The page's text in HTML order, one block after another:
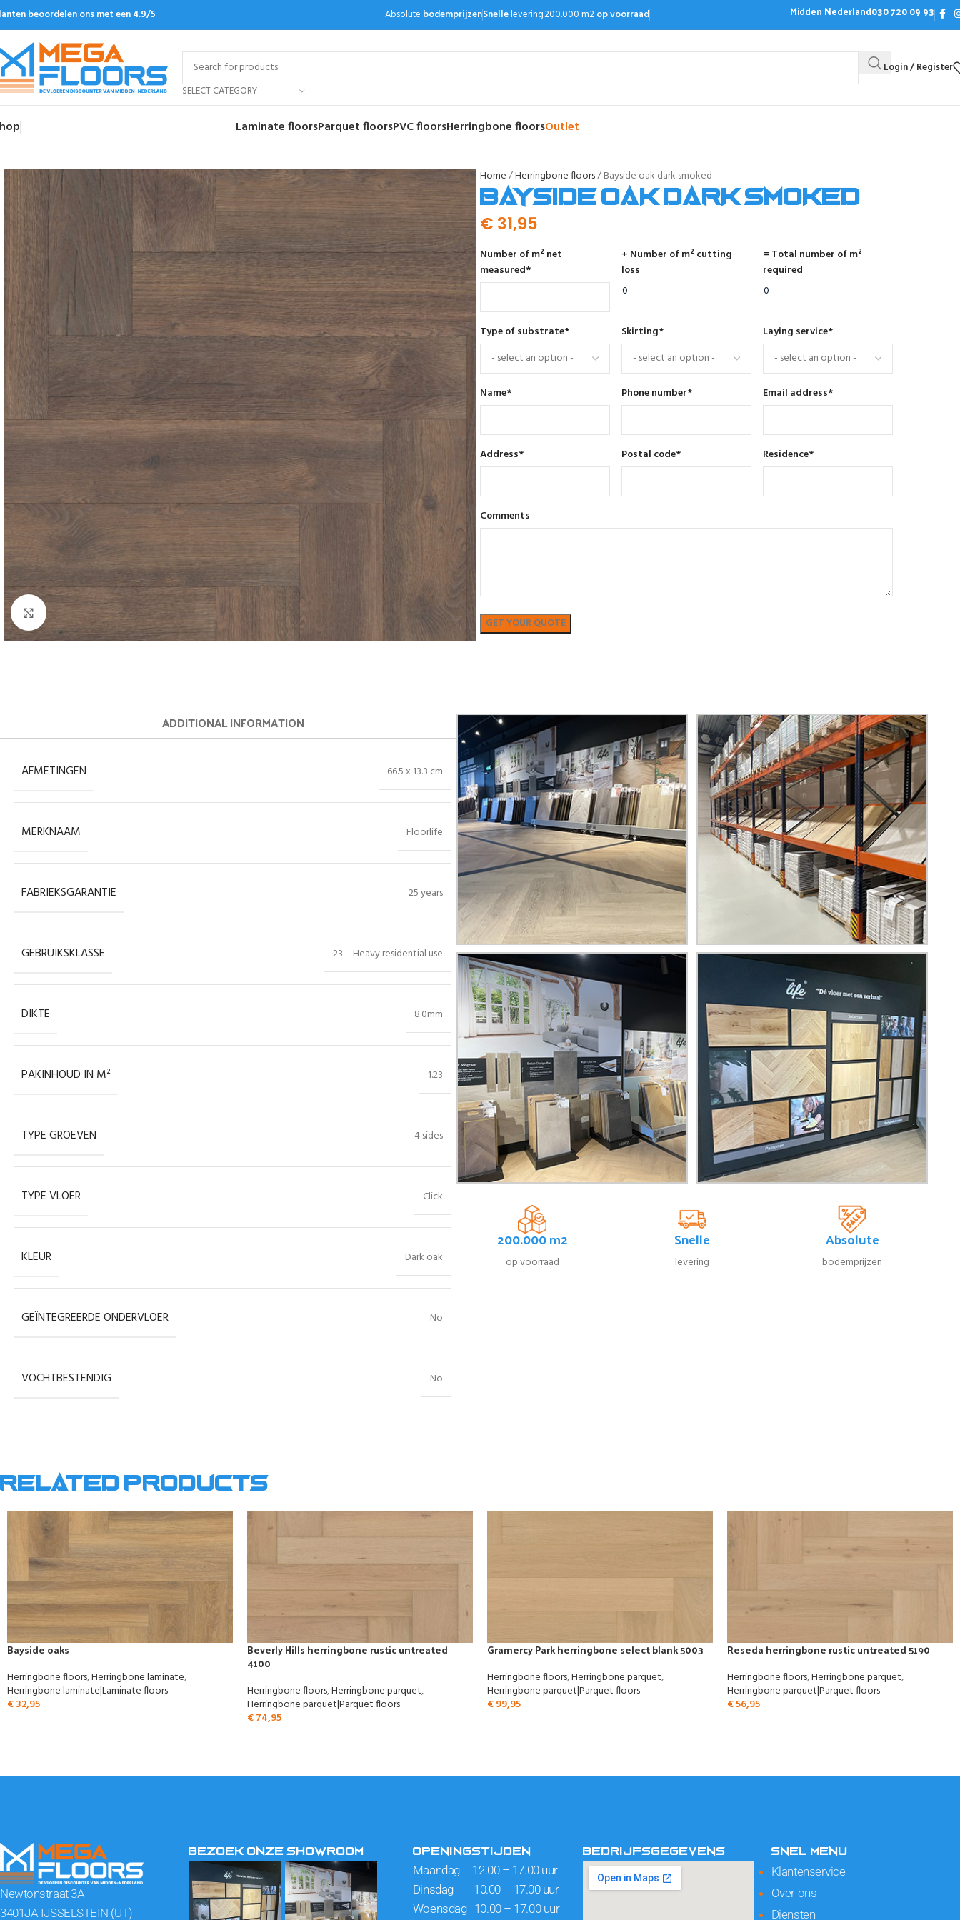
beoordelen ons met een 4.9/5 Absolute bodemprijzenSnellelevering200.000 m2op voorraad Midden Nederland030 720 09 93
SELECT CATEGORY
Login / Register
Laminate floorsParquet floorsPVC floorsHerringbone floorsOutlet
Home Herringbone floors Bayside oak dark smoked
Bayside oak dark smoked
€31,95
Number of m² net
measured*
+ Number of m² cutting
loss
= Total number of m²
required
Type of substrate* Skirting* Laying service*
Name* Phone number* Email address*
Address* Postal code* Residence*
Comments
Click to enlarge
ADDITIONAL INFORMATION
AFMETINGEN 66.5 x 13.3 cm
MERKNAAM Floorlife
FABRIEKSGARANTIE 25 years
GEBRUIKSKLASSE 23 – Heavy residential use
DIKTE 8.0mm
PAKINHOUD IN M² 1.23
TYPE GROEVEN 4 sides
TYPE VLOER Click
KLEUR Dark oak
GEÏNTEGREERDE ONDERVLOER No
VOCHTBESTENDIG No
200.000 m2
op voorraad
Snelle
levering
Absolute
bodemprijzen
Related products
Bayside oaks
Herringbone floors,Herringbone laminate,
Herringbone laminate|Laminate floors
€32,95
Beverly Hills herringbone rustic untreated
4100
Herringbone floors,Herringbone parquet,
Herringbone parquet|Parquet floors
€74,95
Gramercy Park herringbone select blank 5003
Herringbone floors,Herringbone parquet,
Herringbone parquet|Parquet floors
€99,95
Reseda herringbone rustic untreated 5190
Herringbone floors,Herringbone parquet,
Herringbone parquet|Parquet floors
€56,95
Newtonstraat 3A
3401JA IJSSELSTEIN (UT)
BEZOEK ONZE SHOWROOM OPENINGSTIJDEN
Maandag 12.00 – 17.00 uur
Dinsdag 10.00 – 17.00 uur
Woensdag 10.00 – 17.00 uur
BEDRIJFSGEGEVENS SNEL MENU
Klantenservice
Over ons
Diensten